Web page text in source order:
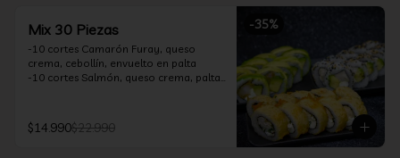
-35%
Mix 30 Piezas
-10 cortes Camarón Furay, queso
crema, cebollín, envuelto en palta
-10 cortes Salmón, queso crema, palta,
cebollín, frito en tempura
*Incluye 2 soya 30ml / 2 palitos / 1 salsa
$14.990$22.990